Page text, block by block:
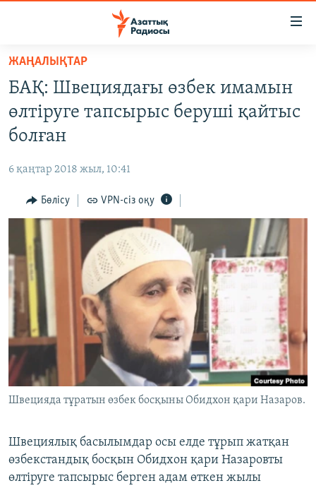
Skip
main
content
Skip
main
Navigation
to
Search
САЯСАТ
AZATTYQTV
АДАМ ҚҰҚЫҚТАРЫ
ӘЛЕУМЕТ
ӘЛЕМ
АРНАЙЫ ЖОБАЛАР
Русский
ЖАЗЫЛЫҢЫЗ
Басқа тілдерде
ЖАҢАЛЫҚТАР
БАҚ: Швециядағы өзбек имамын
өлтіруге тапсырыс беруші қайтыс
болған
6 қаңтар 2018 жыл, 10:41
Бөлісу VPN-сіз оқу
Швецияда тұратын өзбек босқыны Обидхон қари Назаров.
Швециялық басылымдар осы елде тұрып жатқан
өзбекстандық босқын Обидхон қари Назаровты
өлтіруге тапсырыс берген адам өткен жылы